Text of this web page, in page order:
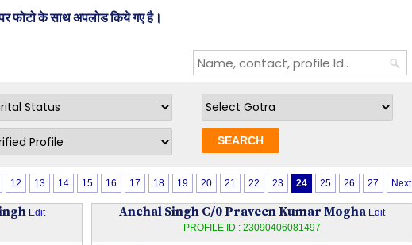
पर फोटो के साथ अपलोड किये गए है।
12 13 14 15 16 17 18 19 20 21 22 23 24 25 26 27 Next
Edit
Anchal Singh C/0 Praveen Kumar Mogha Edit
PROFILE ID : 23090406081497